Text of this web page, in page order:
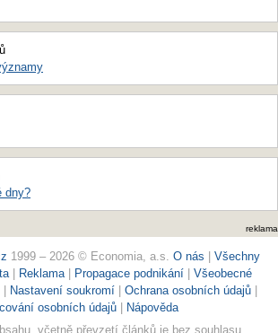
dny?
reklama
1999 – 2026 © Economia, a.s. O nás | Všechny
| Reklama | Propagace podnikání| Všeobecné
| Nastavení soukromí | Ochrana osobních údajů |
osobních údajů | Nápověda
včetně převzetí článků je bez souhlasu